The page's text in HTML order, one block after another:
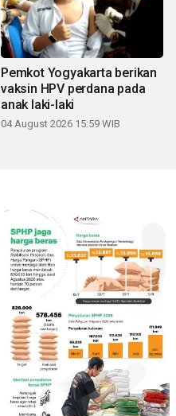
Pemkot Yogyakarta berikan
vaksin HPV perdana pada
anak laki-laki
04 August 2026 15:59 WIB